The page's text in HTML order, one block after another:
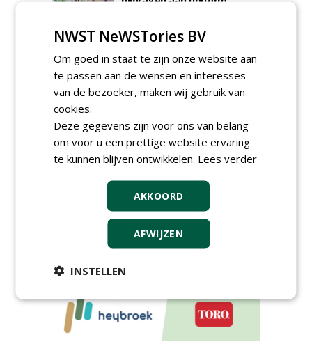
woensdag 23 september 2026
t/m dinsdag 29 september 2026
Nationale Grasdag strijkt
neer in MAC³PARK Stadion
van PEC Zwolle
woensdag 18 november 2026
Save the Date: Green Gala op
woensdag 2 december
woensdag 2 december 2026
NWST NeWSTories BV
Om goed in staat te zijn onze website aan
te passen aan de wensen en interesses
van de bezoeker, maken wij gebruik van
cookies.
Deze gegevens zijn voor ons van belang
om voor u een prettige website ervaring
te kunnen blijven ontwikkelen. Lees verder
AKKOORD
AFWIJZEN
INSTELLEN